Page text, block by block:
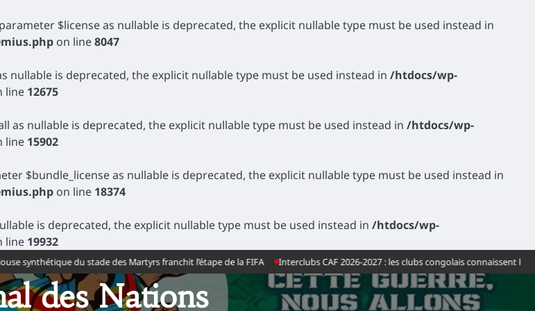
$license as nullable is deprecated, the explicit nullable type must be used instead in
on line8047
nullable is deprecated, the explicit nullable type must be used instead in /htdocs/wp-
line 12675
as nullable is deprecated, the explicit nullable type must be used instead in /htdocs/wp-
line 15902
$bundle_license as nullable is deprecated, the explicit nullable type must be used instead in
on line 18374
is deprecated, the explicit nullable type must be used instead in /htdocs/wp-
line 19932
du stade des Martyrs franchit l’étape de la FIFA Interclubs CAF 2026-2027 : les clubs congolais connaissent leurs
des Nations